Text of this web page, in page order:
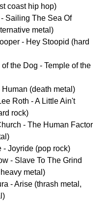
coast hip hop)
Sailing The Sea Of
metal)
- Hey Stoopid (hard
of the Dog - Temple of the
Human (death metal)
Roth - A Little Ain't
rock)
- The Human Factor
- Joyride (pop rock)
- Slave To The Grind
metal)
- Arise (thrash metal,